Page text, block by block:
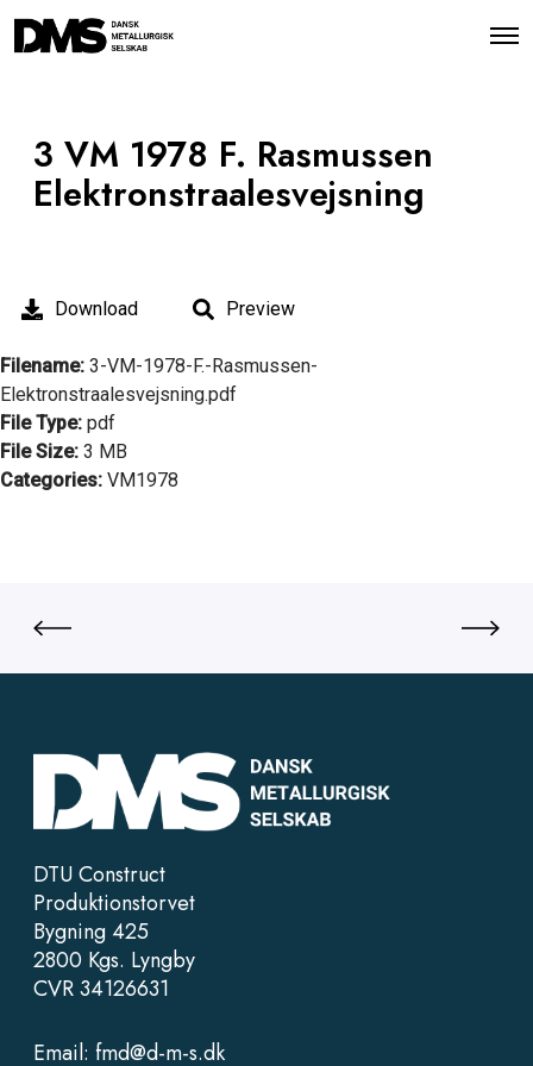
O
3 VM 1978 F. Rasmussen
Elektronstraalesvejsning
Download Preview
Filename: 3-VM-1978-F.-Rasmussen-
Elektronstraalesvejsning.pdf
File Type: pdf
File Size: 3 MB
Categories: VM1978
DTU Construct
Produktionstorvet
Bygning 425
2800 Kgs. Lyngby
CVR 34126631
Email: fmd@d-m-s.dk